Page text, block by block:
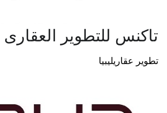
تاكنس للتطوير العقارى
تطوير عقاريليبيا